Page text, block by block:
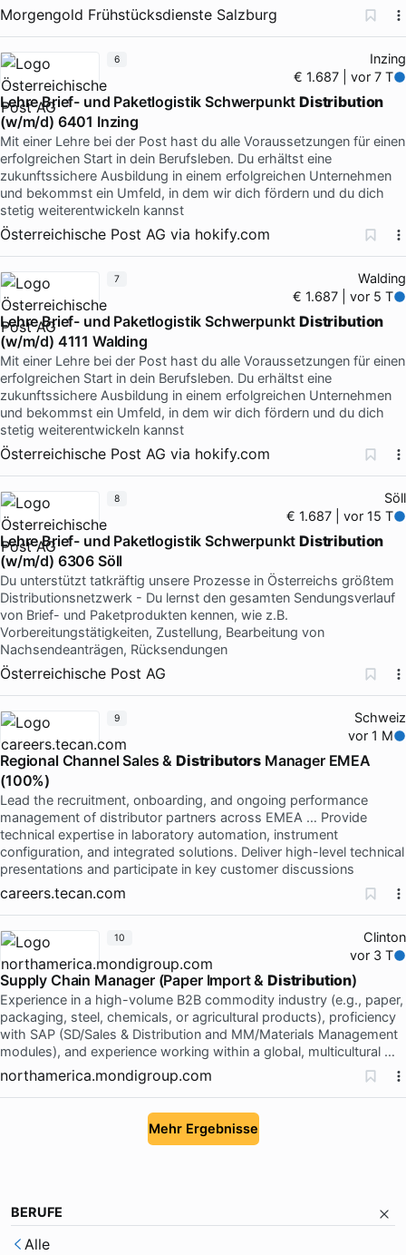
Morgengold Frühstücksdienste Salzburg
Inzing
€ 1.687 | vor 7 T
Lehre Brief- und Paketlogistik SchwerpunktDistribution
(w/m/d) 6401 Inzing
Mit einer Lehre bei der Post hast du alle Voraussetzungen für einen
erfolgreichen Start in dein Berufsleben. Du erhältst eine
zukunftssichere Ausbildung in einem erfolgreichen Unternehmen
und bekommst ein Umfeld, in dem wir dich fördern und du dich
stetig weiterentwickeln kannst
Österreichische Post AG via hokify.com
6
Walding
€ 1.687 | vor 5 T
Lehre Brief- und Paketlogistik SchwerpunktDistribution
(w/m/d) 4111 Walding
Mit einer Lehre bei der Post hast du alle Voraussetzungen für einen
erfolgreichen Start in dein Berufsleben. Du erhältst eine
zukunftssichere Ausbildung in einem erfolgreichen Unternehmen
und bekommst ein Umfeld, in dem wir dich fördern und du dich
stetig weiterentwickeln kannst
Österreichische Post AG via hokify.com
7
Söll
€ 1.687 | vor 15 T
Lehre Brief- und Paketlogistik SchwerpunktDistribution
(w/m/d) 6306 Söll
Du unterstützt tatkräftig unsere Prozesse in Österreichs größtem
Distributionsnetzwerk - Du lernst den gesamten Sendungsverlauf
von Brief- und Paketprodukten kennen, wie z.B.
Vorbereitungstätigkeiten, Zustellung, Bearbeitung von
Nachsendeanträgen, Rücksendungen
Österreichische Post AG
8
Schweiz
vor 1 M
Regional Channel Sales & Distributors Manager EMEA
(100%)
Lead the recruitment, onboarding, and ongoing performance
management of distributor partners across EMEA … Provide
technical expertise in laboratory automation, instrument
configuration, and integrated solutions. Deliver high-level technical
presentations and participate in key customer discussions
careers.tecan.com
9
Clinton
vor 3 T
Supply Chain Manager (Paper Import &Distribution)
Experience in a high-volume B2B commodity industry (e.g., paper,
packaging, steel, chemicals, or agricultural products), proficiency
with SAP (SD/Sales & Distribution and MM/Materials Management
modules), and experience working within a global, multicultural …
northamerica.mondigroup.com
10
Mehr Ergebnisse
BERUFE
Alle